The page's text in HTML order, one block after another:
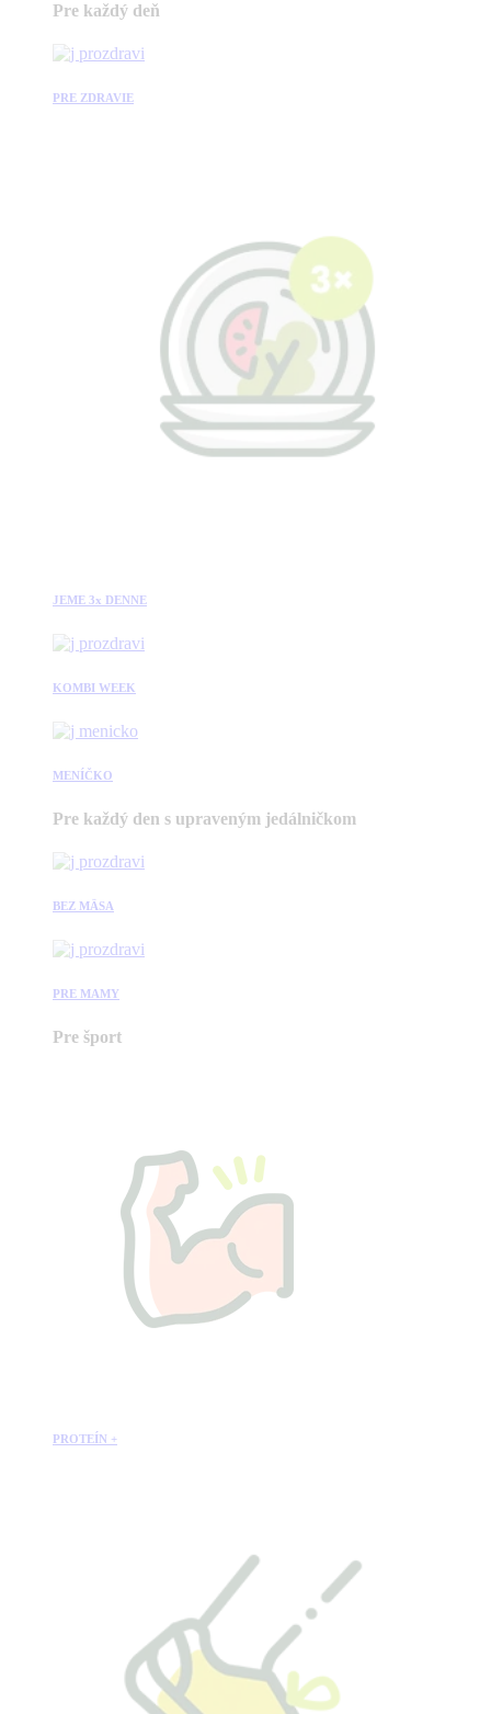
Pre každý deň
PRE ZDRAVIE
JEME 3x DENNE
KOMBI WEEK
MENÍČKO
Pre každý den s upraveným jedálničkom
BEZ MÄSA
PRE MAMY
Pre šport
PROTEÍN +